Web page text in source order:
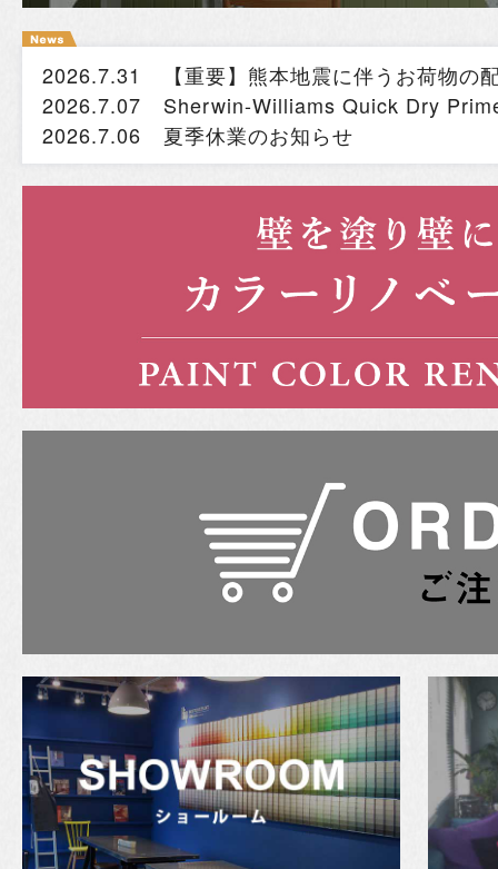
2026.7.31
【重要】熊本地震に伴うお荷物の
2026.7.07
Sherwin-Williams Quick Dry
2026.7.06
夏季休業のお知らせ